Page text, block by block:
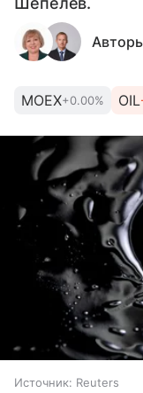
MOEX+0.00% OIL
Источник: Reuters